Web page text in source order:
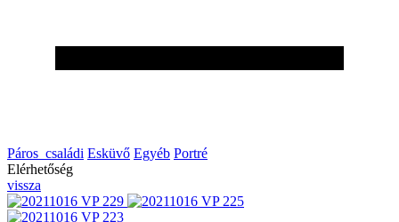
Páros_családi Esküvő Egyéb Portré
Elérhetőség
vissza